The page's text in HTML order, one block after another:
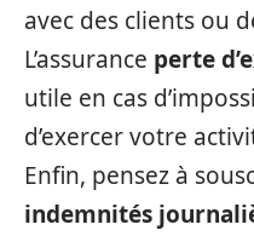
avec des clients ou
L’assurance perte
utile en cas
d’exercer votre
Enfin, pensez à
indemnités